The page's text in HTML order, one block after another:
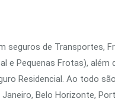
seguros de Transportes,
e Pequenas Frotas),
Residencial. Ao todo
Belo Horizonte,